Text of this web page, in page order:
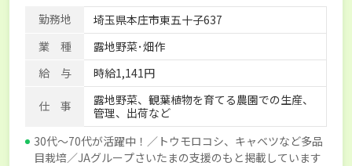
勤務地
埼玉県本庄市東五十子637
業 種
露地野菜･畑作
給 与
時給1,141円
仕 事
露地野菜、観葉植物を育てる農園での生産、
管理、出荷など
30代～70代が活躍中！／トウモロコシ、キャベツなど多品
目栽培／JAグループさいたまの支援のもと掲載しています